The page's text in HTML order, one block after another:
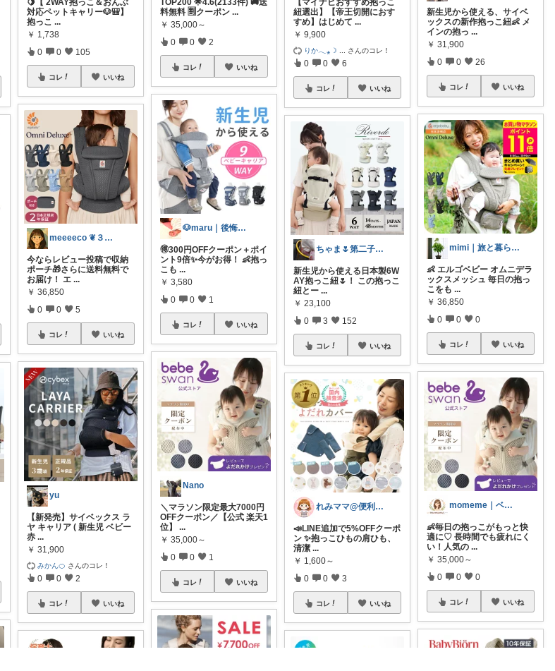
🍋【 2WAY抱っこ＆おんぶ
対応ペットキャリー🐶🎒】
抱っこ ...
￥ 1,738
0 0 105
コレ いいね
meeeeco ❦３児ママ ❦
今ならレビュー投稿で収納
ポーチ🎁さらに送料無料で
お届け！ エ ...
￥ 36,850
0 0 5
コレ いいね
yu
【新発売】サイベックス ラ
ヤ キャリア ( 新生児 ベビー
赤 ...
￥ 31,900
みかん🍊 さんのコレ！
0 0 2
コレ いいね
TOP200 🌟4.6(2133件) 🚚送
料無料 🈹クーポン ...
￥ 35,000～
0 0 2
コレ いいね
🐶maru｜後悔しないベビー用品メモ
🉐300円OFFクーポン＋ポイ
ント9倍✨今がお得！ 👶抱っ
こも ...
￥ 3,580
0 0 1
コレ いいね
Nano
＼マラソン限定最大7000円
OFFクーポン／【公式 楽天1
位】
...
￥ 35,000～
0 0 1
コレ いいね
【マイナビおすすめ抱っこ
紐選出】【帝王切開におす
すめ】はじめて ...
￥ 9,900
りか𓂃⁎☽ さんのコレ！
0 0 6
コレ いいね
ちゃま🌷第二子妊娠中
新生児から使える日本製6W
AY抱っこ紐🌷！ この抱っこ
紐とー ...
￥ 23,100
0 3 152
コレ いいね
れみママ@便利雑貨¸¸kids
📣LINE追加で5%OFFクーポ
ン ✨抱っこひもの肩ひも、
清潔 ...
￥ 1,600～
0 0 3
コレ いいね
新生児から使える、サイベ
ックスの新作抱っこ紐👶 メ
インの抱っ ...
￥ 31,900
0 0 26
コレ いいね
mimi｜旅と暮らし ✈️🌿
👶 エルゴベビー オムニデラ
ックスメッシュ 毎日の抱っ
こをも ...
￥ 36,850
0 0 0
コレ いいね
momeme｜ベビー&キッズ専門店
👶毎日の抱っこがもっと快
適に♡ 長時間でも疲れにく
い！人気の ...
￥ 35,000～
0 0 0
コレ いいね